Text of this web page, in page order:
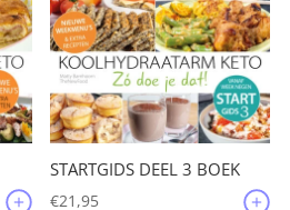
STARTGIDS DEEL 3 BOEK
€21,95